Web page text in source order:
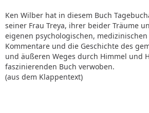
Ken Wilber hat in diesem Buch
seiner Frau Treya, ihrer beider Träume
eigenen psychologischen,
Kommentare und die Geschichte des
und äußeren Weges durch Himmel und
faszinierenden Buch verwoben.
(aus dem Klappentext)